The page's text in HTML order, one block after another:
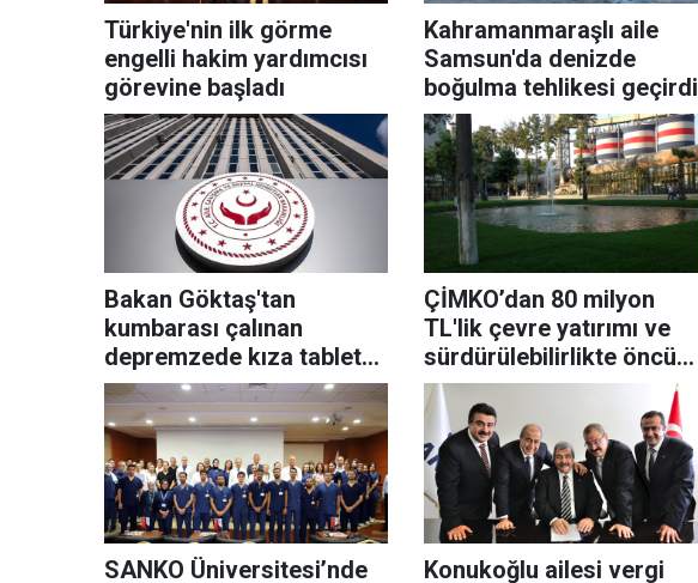
Türkiye'nin ilk görme
engelli hakim yardımcısı
görevine başladı
Kahramanmaraşlı aile
Samsun'da denizde
boğulma tehlikesi geçirdi
Bakan Göktaş'tan
kumbarası çalınan
depremzede kıza tablet
hediyesi
ÇİMKO’dan 80 milyon
TL'lik çevre yatırımı ve
sürdürülebilirlikte öncü
adımlar
SANKO Üniversitesi’nde Konukoğlu ailesi vergi